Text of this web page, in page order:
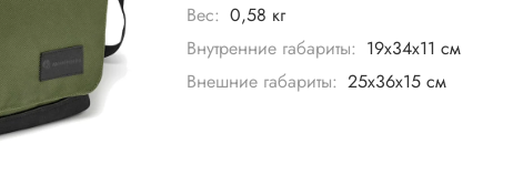
Вес: 0,58 кг
Внутренние габариты: 19х34х11 см
Внешние габариты: 25х36х15 см